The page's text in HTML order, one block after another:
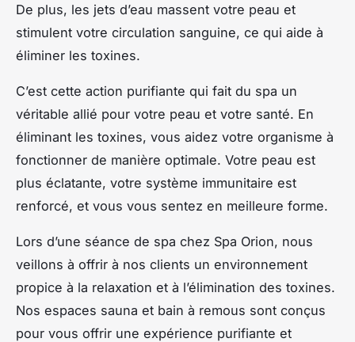
De plus, les jets d’eau massent votre peau et
stimulent votre circulation sanguine, ce qui aide à
éliminer les toxines.
C’est cette action purifiante qui fait du spa un
véritable allié pour votre peau et votre santé. En
éliminant les toxines, vous aidez votre organisme à
fonctionner de manière optimale. Votre peau est
plus éclatante, votre système immunitaire est
renforcé, et vous vous sentez en meilleure forme.
Lors d’une séance de spa chez Spa Orion, nous
veillons à offrir à nos clients un environnement
propice à la relaxation et à l’élimination des toxines.
Nos espaces sauna et bain à remous sont conçus
pour vous offrir une expérience purifiante et